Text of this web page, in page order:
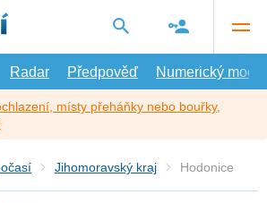
Radar Předpověď Numerický model
místy přeháňky nebo bouřky,
Jihomoravský kraj Hodonice